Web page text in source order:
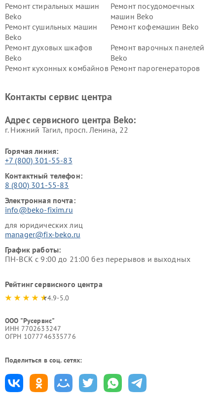
Ремонт стиральных машин
Beko
Ремонт посудомоечных
машин Beko
Ремонт сушильных машин
Beko
Ремонт кофемашин Beko
Ремонт духовых шкафов
Beko
Ремонт варочных панелей
Beko
Ремонт кухонных комбайнов Ремонт парогенераторов
Ремонт холодильников Beko Ремонт морозильных камер
Контакты сервис центра
Адрес сервисного центра Beko:
г. Нижний Тагил, просп. Ленина, 22
Горячая линия:
+7 (800) 301-55-83
Контактный телефон:
8 (800) 301-55-83
Электронная почта:
info@beko-fixim.ru
для юридических лиц
manager@fix-beko.ru
График работы:
ПН-ВСК с 9:00 до 21:00 без перерывов и выходных
Рейтинг сервисного центра
4.9-5.0
ООО "Русервис"
ИНН 7702633247
ОГРН 1077746335776
Поделиться в соц. сетях: